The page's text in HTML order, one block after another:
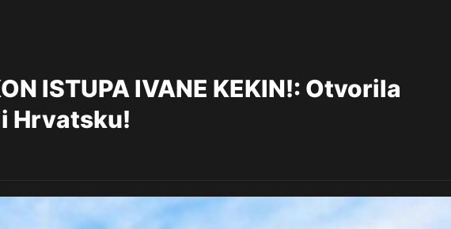
ISTUPA IVANE KEKIN!: Otvorila
Hrvatsku!